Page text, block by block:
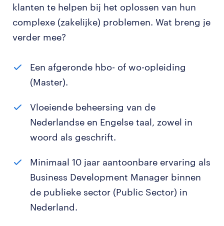
klanten te helpen bij het oplossen van hun
complexe (zakelijke) problemen. Wat breng je
verder mee?
Een afgeronde hbo- of wo-opleiding
(Master).
Vloeiende beheersing van de
Nederlandse en Engelse taal, zowel in
woord als geschrift.
Minimaal 10 jaar aantoonbare ervaring als
Business Development Manager binnen
de publieke sector (Public Sector) in
Nederland.